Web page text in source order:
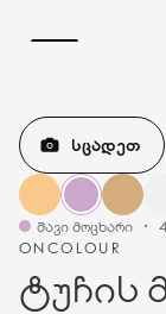
ONCOLOUR
ტუჩის
ᲡᲪᲐᲓᲔᲗ
შავი მოცხარი